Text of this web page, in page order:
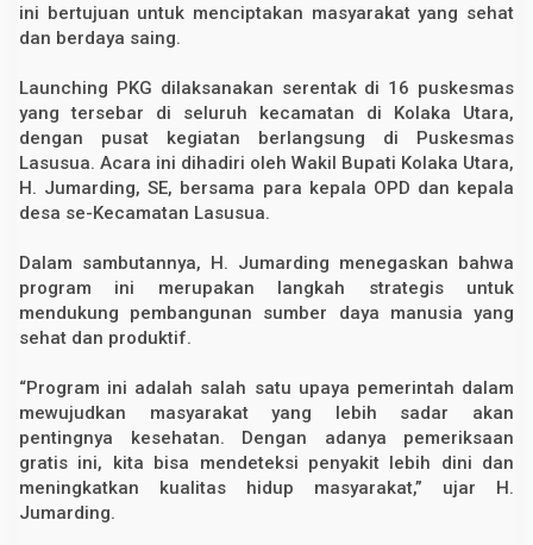
a
a
K
e
s
e
h
a
n
G
r
a
s
d
i
1
P
ini bertujuan untuk menciptakan masyarakat yang sehat
dan berdaya saing.
Launching PKG dilaksanakan serentak di 16 puskesmas
yang tersebar di seluruh kecamatan di Kolaka Utara,
dengan pusat kegiatan berlangsung di Puskesmas
Lasusua. Acara ini dihadiri oleh Wakil Bupati Kolaka Utara,
H. Jumarding, SE, bersama para kepala OPD dan kepala
desa se-Kecamatan Lasusua.
Dalam sambutannya, H. Jumarding menegaskan bahwa
program ini merupakan langkah strategis untuk
mendukung pembangunan sumber daya manusia yang
sehat dan produktif.
“Program ini adalah salah satu upaya pemerintah dalam
mewujudkan masyarakat yang lebih sadar akan
pentingnya kesehatan. Dengan adanya pemeriksaan
gratis ini, kita bisa mendeteksi penyakit lebih dini dan
meningkatkan kualitas hidup masyarakat,” ujar H.
Jumarding.